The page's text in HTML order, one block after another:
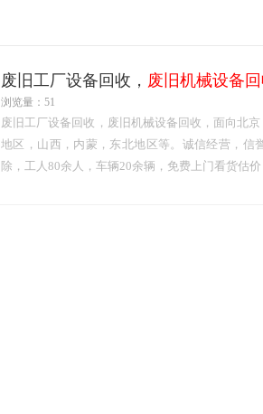
废旧工厂设备回收， 废旧机械设备
浏览量：51
废旧工厂设备回收，废旧机械设备回收，面向北
地区，山西，内蒙，东北地区等。诚信经营，信
除，工人80余人，车辆20余辆，免费上门看货估